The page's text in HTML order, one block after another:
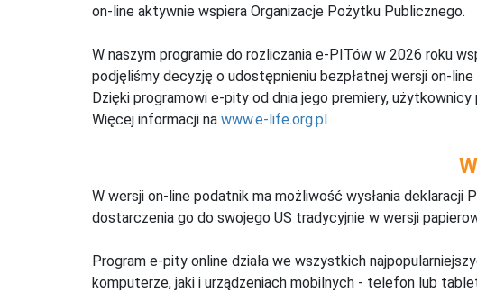
on-line aktywnie wspiera Organizacje Pożytku Publicznego.
W naszym programie do rozliczania e-PITów w 2026 roku
podjęliśmy decyzję o udostępnieniu bezpłatnej wersji on-
Dzięki programowi e-pity od dnia jego premiery,
Więcej informacji na www.e-life.org.pl
W wersji on-line podatnik ma możliwość wysłania
dostarczenia go do swojego US tradycyjnie w wersji
Program e-pity online działa we wszystkich
komputerze, jaki i urządzeniach mobilnych - telefon lub